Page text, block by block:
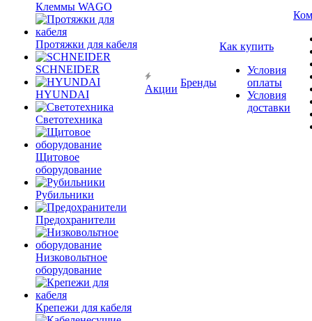
Клеммы WAGO
Протяжки для кабеля
SCHNEIDER
HYUNDAI
Светотехника
Щитовое
оборудование
Рубильники
Предохранители
Низковольтное
оборудование
Крепежи для кабеля
Акции
Бренды
Как купить
Условия
оплаты
Условия
доставки